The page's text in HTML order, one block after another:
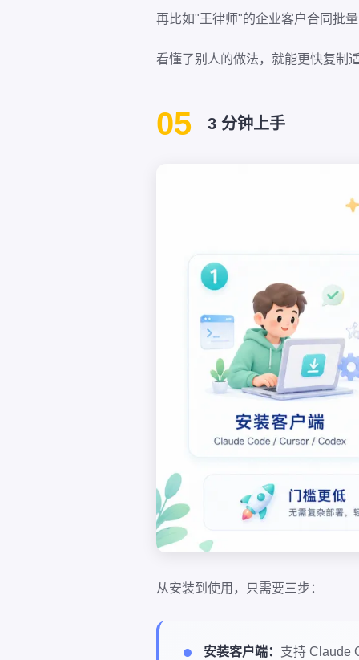
再比如"王律师"的企业客户合同批
看懂了别人的做法，就能更快复制
05 3 分钟上手
从安装到使用，只需要三步：
安装客户端： 支持 Claude